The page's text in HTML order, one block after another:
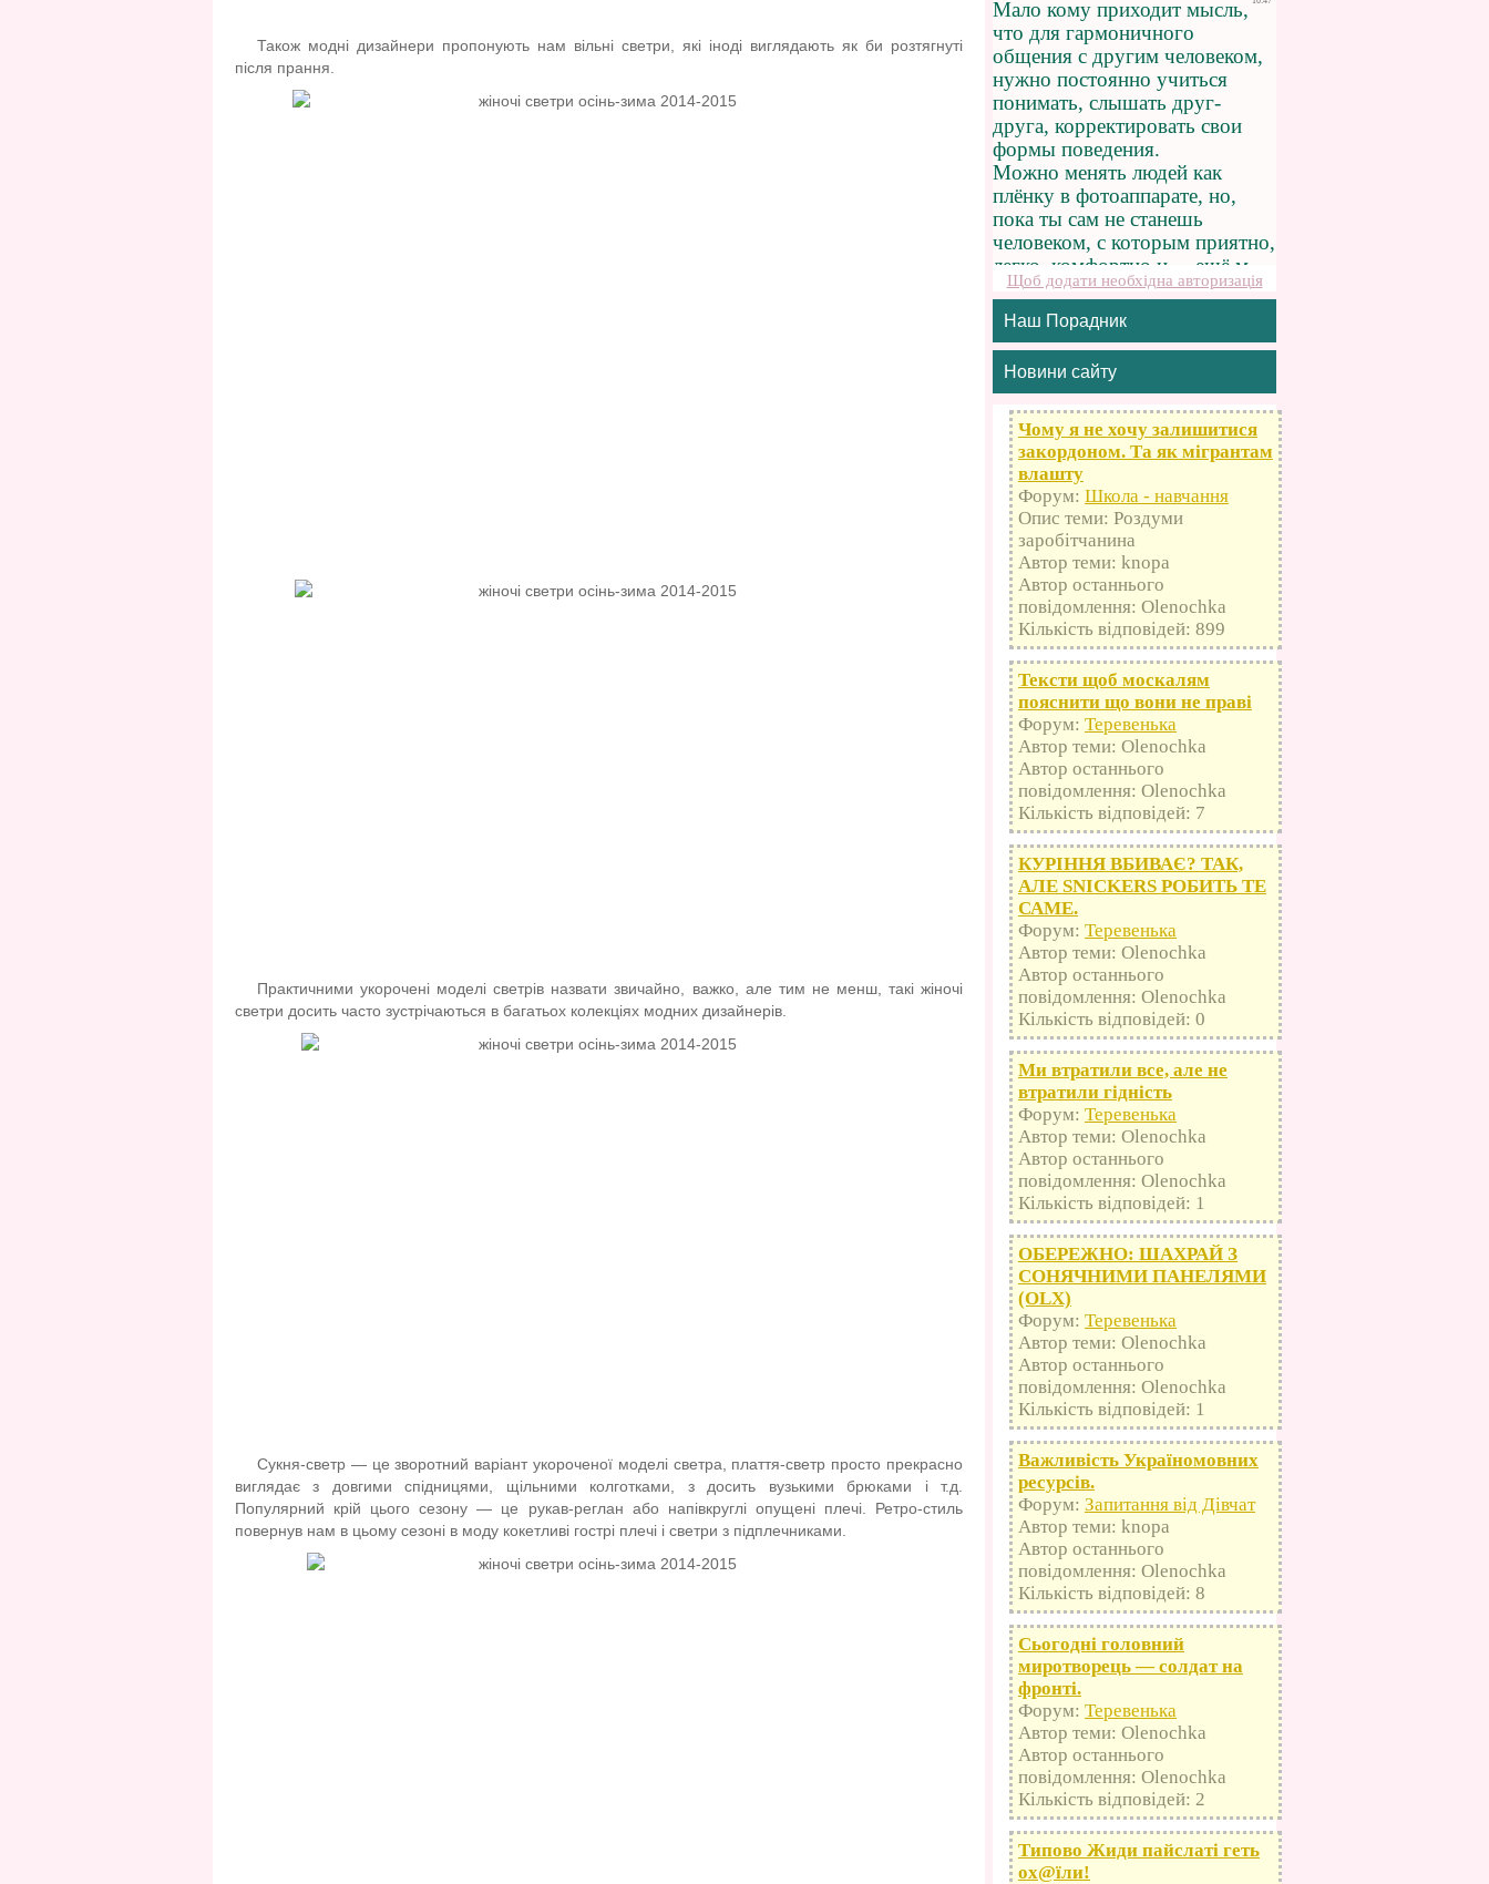
Також модні дизайнери пропонують нам вільні светри, які іноді виглядають як би розтягнуті
після прання.
Практичними укорочені моделі светрів назвати звичайно, важко, але тим не менш, такі жіночі
светри досить часто зустрічаються в багатьох колекціях модних дизайнерів.
Сукня-светр — це зворотний варіант укороченої моделі светра, плаття-светр просто прекрасно
виглядає з довгими спідницями, щільними колготками, з досить вузькими брюками і т.д.
Популярний крій цього сезону — це рукав-реглан або напівкруглі опущені плечі. Ретро-стиль
повернув нам в цьому сезоні в моду кокетливі гострі плечі і светри з підплечниками.
Щоб додати необхідна авторизація
Наш Порадник
Новини сайту
Чому я не хочу залишитися
закордоном. Та як мігрантам
влашту
Форум: Школа - навчання
Опис теми: Роздуми
заробітчанина
Автор теми: knopa
Автор останнього
повідомлення: Olenochka
Кількість відповідей: 899
Тексти щоб москалям
пояснити що вони не праві
Форум: Теревенька
Автор теми: Olenochka
Автор останнього
повідомлення: Olenochka
Кількість відповідей: 7
КУРІННЯ ВБИВАЄ? ТАК,
АЛЕ SNICKERS РОБИТЬ ТЕ
САМЕ.
Форум: Теревенька
Автор теми: Olenochka
Автор останнього
повідомлення: Olenochka
Кількість відповідей: 0
Ми втратили все, але не
втратили гідність
Форум: Теревенька
Автор теми: Olenochka
Автор останнього
повідомлення: Olenochka
Кількість відповідей: 1
ОБЕРЕЖНО: ШАХРАЙ З
СОНЯЧНИМИ ПАНЕЛЯМИ
(OLX)
Форум: Теревенька
Автор теми: Olenochka
Автор останнього
повідомлення: Olenochka
Кількість відповідей: 1
Важливість Україномовних
ресурсів.
Форум: Запитання від Дівчат
Автор теми: knopa
Автор останнього
повідомлення: Olenochka
Кількість відповідей: 8
Сьогодні головний
миротворець — солдат на
фронті.
Форум: Теревенька
Автор теми: Olenochka
Автор останнього
повідомлення: Olenochka
Кількість відповідей: 2
Типово Жиди пайслаті геть
оx@їли!